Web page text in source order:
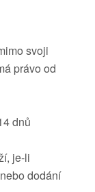
svoji
právo od
dnů
je-li
dodání